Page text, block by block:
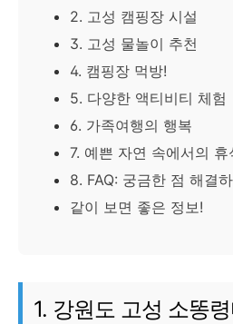
2. 고성 캠핑장 시설
3. 고성 물놀이 추천
4. 캠핑장 먹방!
5. 다양한 액티비티 체험
6. 가족여행의 행복
7. 예쁜 자연 속에서의 휴
8. FAQ: 궁금한 점 해결
같이 보면 좋은 정보!
1. 강원도 고성 소똥